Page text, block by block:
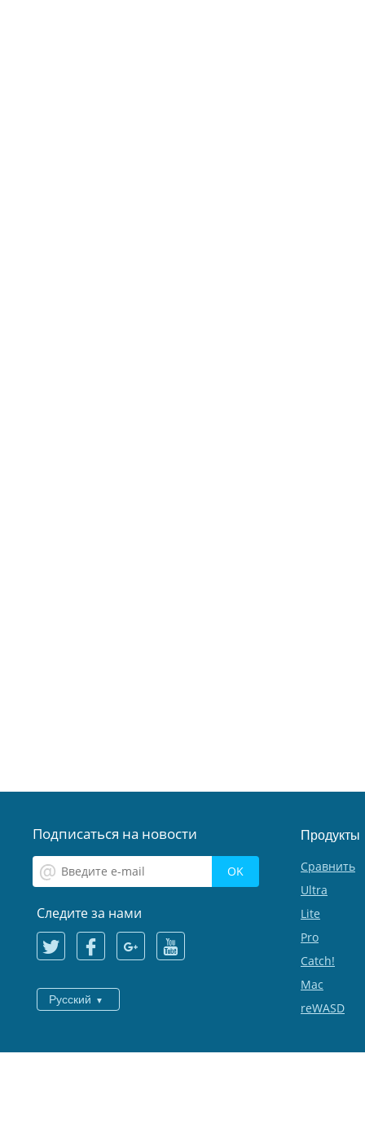
Подписаться на новости
Следите за нами
Русский
Продукты
Сравнить
Ultra
Lite
Pro
Catch!
Mac
reWASD